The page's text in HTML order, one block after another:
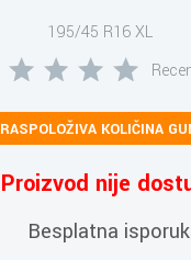
195/45 R16 XL
RASPOLOŽIVA KOLIČINA
Proizvod nije
Besplatna